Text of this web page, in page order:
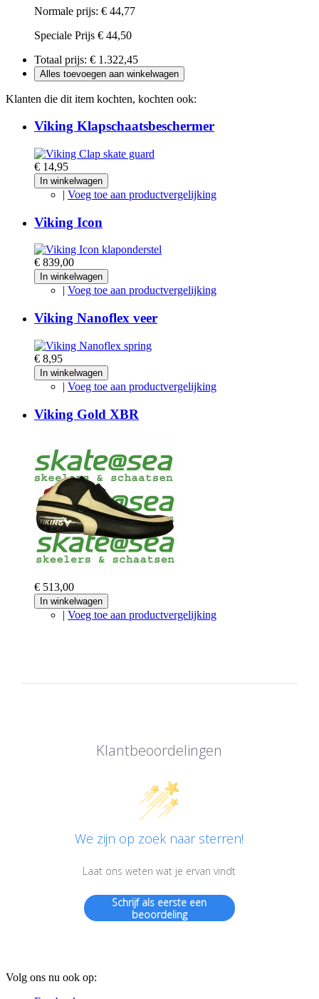
Normale prijs: € 44,77
Speciale Prijs € 44,50
Totaal prijs: € 1.322,45
Alles toevoegen aan winkelwagen
Klanten die dit item kochten, kochten ook:
Viking Klapschaatsbeschermer
€ 14,95
In winkelwagen
| Voeg toe aan productvergelijking
Viking Icon
€ 839,00
In winkelwagen
| Voeg toe aan productvergelijking
Viking Nanoflex veer
€ 8,95
In winkelwagen
| Voeg toe aan productvergelijking
Viking Gold XBR
€ 513,00
In winkelwagen
| Voeg toe aan productvergelijking
Klantbeoordelingen
We zijn op zoek naar sterren!
Laat ons weten wat je ervan vindt
Schrijf als eerste een
beoordeling
Volg ons nu ook op: